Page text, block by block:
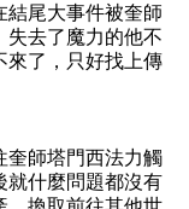
結尾大事件被奎師
失去了魔力的他不
來了，只好找上傳
奎師塔門西法力觸
就什麼問題都沒有